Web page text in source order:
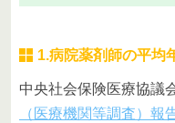
1.病院薬剤師の平均
中央社会保険医療協議
（医療機関等調査）報